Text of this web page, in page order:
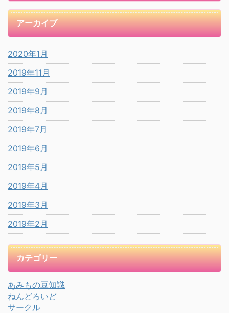
アーカイブ
2020年1月
2019年11月
2019年9月
2019年8月
2019年7月
2019年6月
2019年5月
2019年4月
2019年3月
2019年2月
カテゴリー
あみもの豆知識
ねんどろいど
サークル